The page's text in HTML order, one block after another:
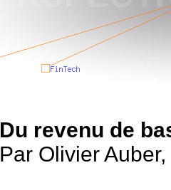
Du revenu de
Par Olivier